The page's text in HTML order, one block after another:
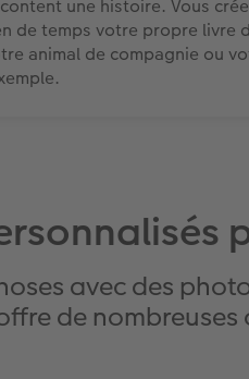
une histoire. Vous
de temps votre propre livre
animal de compagnie ou
avec des
de